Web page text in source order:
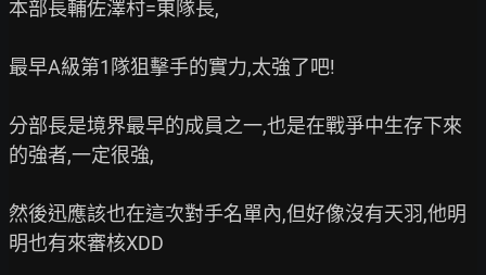
本部長輔佐澤村=東隊長,
最早A級第1隊狙擊手的實力,太強了吧!
分部長是境界最早的成員之一,也是在戰爭中生存下來
的強者,一定很強,
然後迅應該也在這次對手名單內,但好像沒有天羽,他明
明也有來審核XDD